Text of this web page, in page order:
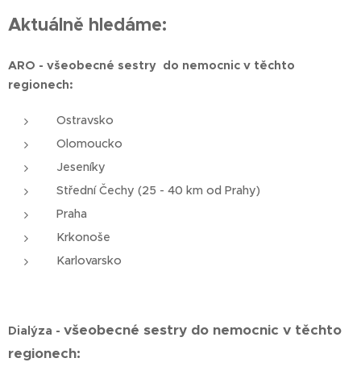
Aktuálně hledáme:
ARO - všeobecné sestry do nemocnic v těchto
regionech:
Ostravsko
Olomoucko
Jeseníky
Střední Čechy (25 - 40 km od Prahy)
Praha
Krkonoše
Karlovarsko
Dialýza - všeobecné sestry do nemocnic v těchto
regionech: